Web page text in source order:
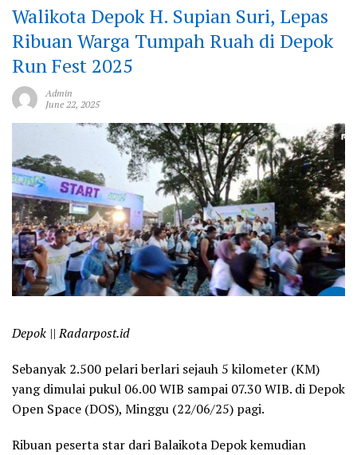
Walikota Depok H. Supian Suri, Lepas
Ribuan Warga Tumpah Ruah di Depok
Run Fest 2025
Admin
June 22, 2025
Depok || Radarpost.id
Sebanyak 2.500 pelari berlari sejauh 5 kilometer (KM)
yang dimulai pukul 06.00 WIB sampai 07.30 WIB. di Depok
Open Space (DOS), Minggu (22/06/25) pagi.
Ribuan peserta star dari Balaikota Depok kemudian